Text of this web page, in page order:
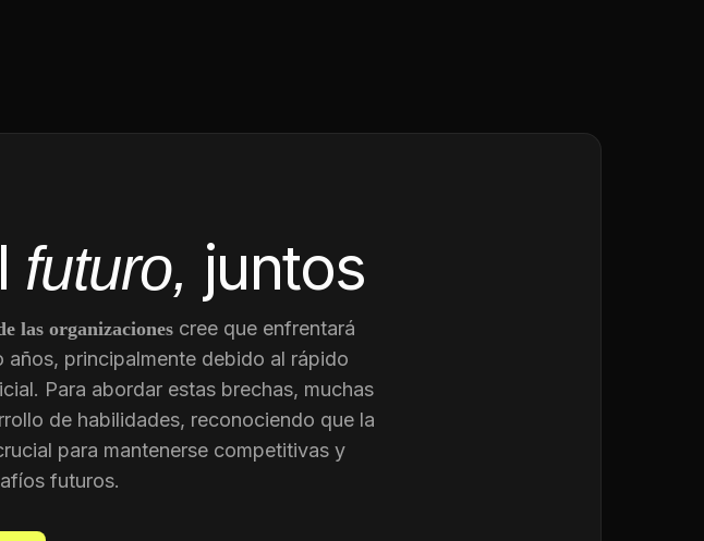
futuro, juntos
las organizaciones cree que enfrentará
principalmente debido al rápido
Para abordar estas brechas, muchas
de habilidades, reconociendo que la
para mantenerse competitivas y
futuros.